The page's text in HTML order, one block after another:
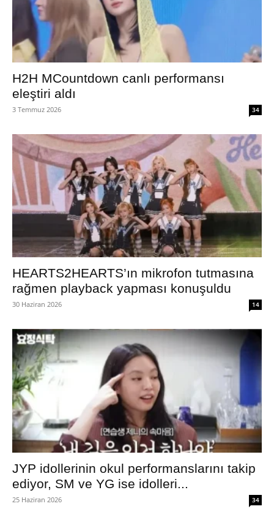
H2H MCountdown canlı performansı
eleştiri aldı
3 Temmuz 2026 34
HEARTS2HEARTS’ın mikrofon tutmasına
rağmen playback yapması konuşuldu
30 Haziran 2026 14
JYP idollerinin okul performanslarını takip
ediyor, SM ve YG ise idolleri...
25 Haziran 2026 34